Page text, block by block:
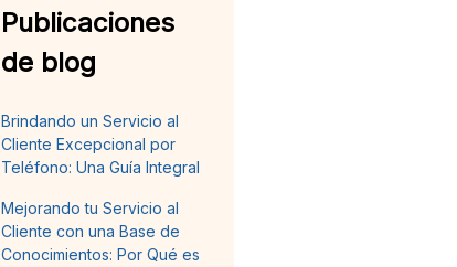
Publicaciones
de blog
Brindando un Servicio al
Cliente Excepcional por
Teléfono: Una Guía Integral
Mejorando tu Servicio al
Cliente con una Base de
Conocimientos: Por Qué es